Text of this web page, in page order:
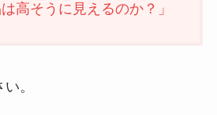
高そうに見えるのか？」
。